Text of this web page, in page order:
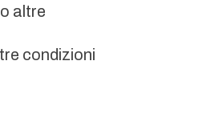
altre
condizioni